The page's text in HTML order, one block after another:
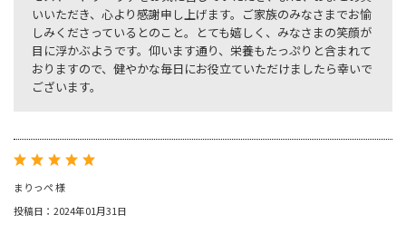
いいただき、心より感謝申し上げます。ご家族のみなさまでお愉
しみくださっているとのこと。とても嬉しく、みなさまの笑顔が
目に浮かぶようです。仰います通り、栄養もたっぷりと含まれて
おりますので、健やかな毎日にお役立ていただけましたら幸いで
ございます。
まりっぺ 様
投稿日：2024年01月31日